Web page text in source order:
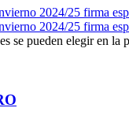
se pueden elegir en la